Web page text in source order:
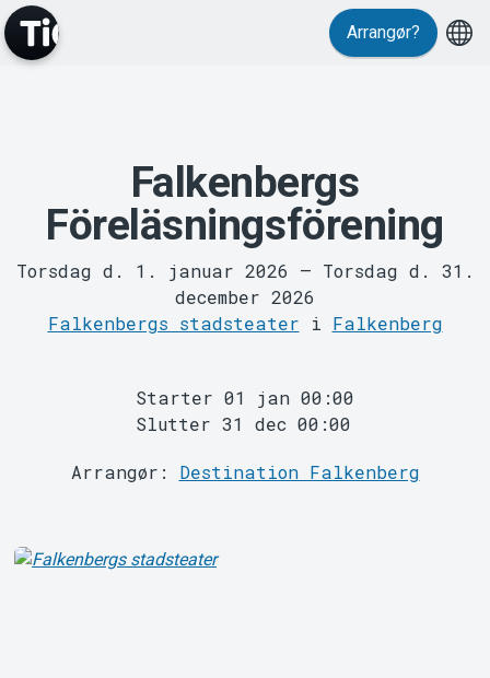
MyTickster
Om Tickster
Arrangør?
Falkenbergs
Föreläsningsförening
Torsdag d. 1. januar 2026 – Torsdag d. 31.
december 2026
Falkenbergs stadsteater i Falkenberg
Starter 01 jan 00:00
Slutter 31 dec 00:00
Arrangør: Destination Falkenberg